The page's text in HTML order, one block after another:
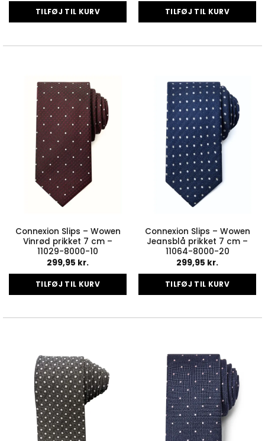
TILFØJ TIL KURV TILFØJ TIL KURV
Connexion Slips – Wowen
Vinrød prikket 7 cm –
11029-8000-10
299,95 kr.
TILFØJ TIL KURV
Connexion Slips – Wowen
Jeansblå prikket 7 cm –
11064-8000-20
299,95 kr.
TILFØJ TIL KURV